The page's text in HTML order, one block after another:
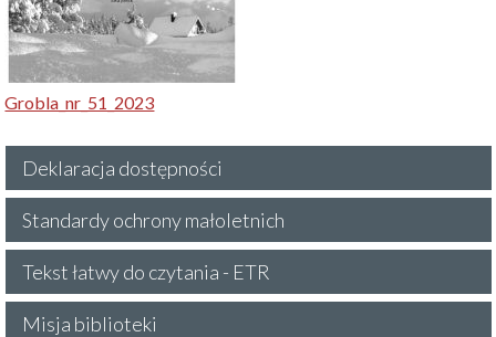
Grobla_nr_51_2023
Deklaracja dostępności
Standardy ochrony małoletnich
Tekst łatwy do czytania - ETR
Misja biblioteki